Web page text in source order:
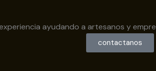
ayudando a artesanos y
contactanos